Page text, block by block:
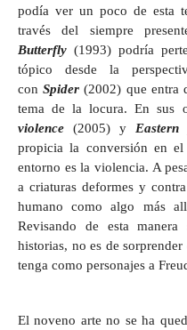
podía ver un poco de esta
través del siempre
Butterfly (1993) podría
tópico desde la
conSpider (2002) que entra
tema de la locura. En sus
violence (2005) y Eastern
propicia la conversión en
entorno es la violencia. A
a criaturas deformes y
humano como algo más
Revisando de esta
historias, no es de
tenga como personajes a
El noveno arte no se ha